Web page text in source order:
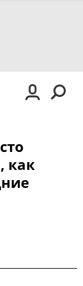
как